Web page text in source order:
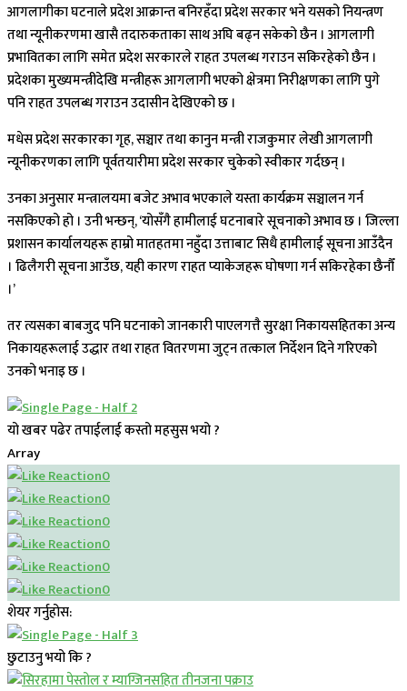
आगलागीका घटनाले प्रदेश आक्रान्त बनिरहँदा प्रदेश सरकार भने यसको नियन्त्रण
तथा न्यूनीकरणमा खासै तदारुकताका साथ अघि बढ्न सकेको छैन । आगलागी
प्रभावितका लागि समेत प्रदेश सरकारले राहत उपलब्ध गराउन सकिरहेको छैन ।
प्रदेशका मुख्यमन्त्रीदेखि मन्त्रीहरू आगलागी भएको क्षेत्रमा निरीक्षणका लागि पुगे
पनि राहत उपलब्ध गराउन उदासीन देखिएको छ ।
मधेस प्रदेश सरकारका गृह, सञ्चार तथा कानुन मन्त्री राजकुमार लेखी आगलागी
न्यूनीकरणका लागि पूर्वतयारीमा प्रदेश सरकार चुकेको स्वीकार गर्दछन् ।
उनका अनुसार मन्त्रालयमा बजेट अभाव भएकाले यस्ता कार्यक्रम सञ्चालन गर्न
नसकिएको हो । उनी भन्छन्, ‘योसँगै हामीलाई घटनाबारे सूचनाको अभाव छ । जिल्ला
प्रशासन कार्यालयहरू हाम्रो मातहतमा नहुँदा उत्ताबाट सिधै हामीलाई सूचना आउँदैन
। ढिलैगरी सूचना आउँछ, यही कारण राहत प्याकेजहरू घोषणा गर्न सकिरहेका छैनौँ
।’
तर त्यसका बाबजुद पनि घटनाको जानकारी पाएलगत्तै सुरक्षा निकायसहितका अन्य
निकायहरूलाई उद्धार तथा राहत वितरणमा जुट्न तत्काल निर्देशन दिने गरिएको
उनको भनाइ छ ।
यो खबर पढेर तपाईलाई कस्तो महसुस भयो ?
Array
0
0
0
0
0
0
शेयर गर्नुहोस:
छुटाउनु भयो कि ?